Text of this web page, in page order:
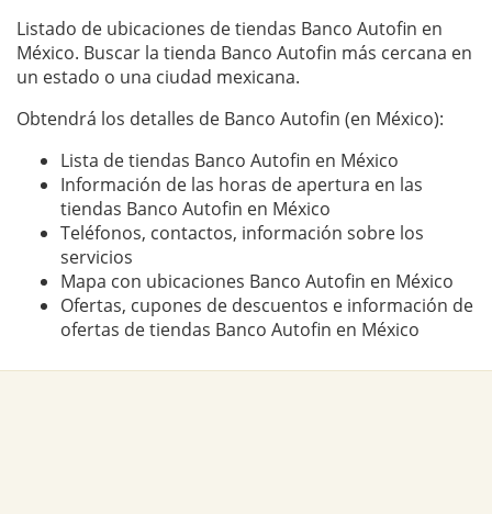
Listado de ubicaciones de tiendas Banco Autofin en
México. Buscar la tienda Banco Autofin más cercana en
un estado o una ciudad mexicana.
Obtendrá los detalles de Banco Autofin (en México):
Lista de tiendas Banco Autofin en México
Información de las horas de apertura en las
tiendas Banco Autofin en México
Teléfonos, contactos, información sobre los
servicios
Mapa con ubicaciones Banco Autofin en México
Ofertas, cupones de descuentos e información de
ofertas de tiendas Banco Autofin en México